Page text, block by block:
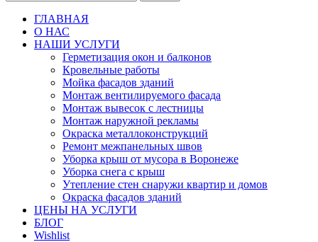
ГЛАВНАЯ
О НАС
НАШИ УСЛУГИ
Герметизация окон и балконов
Кровельные работы
Мойка фасадов зданий
Монтаж вентилируемого фасада
Монтаж вывесок с лестницы
Монтаж наружной рекламы
Окраска металлоконструкций
Ремонт межпанельных швов
Уборка крыш от мусора в Воронеже
Уборка снега с крыш
Утепление стен снаружи квартир и домов
Окраска фасадов зданий
ЦЕНЫ НА УСЛУГИ
БЛОГ
Wishlist